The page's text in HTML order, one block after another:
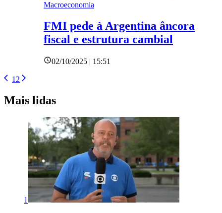
Macroeconomia
FMI pede à Argentina âncora
fiscal e estrutura cambial
02/10/2025 | 15:51
1 2
Mais lidas
1